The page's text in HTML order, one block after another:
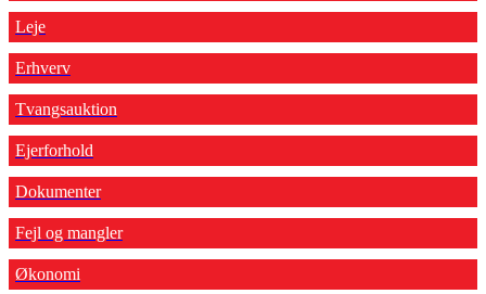
Leje
Erhverv
Tvangsauktion
Ejerforhold
Dokumenter
Fejl og mangler
Økonomi